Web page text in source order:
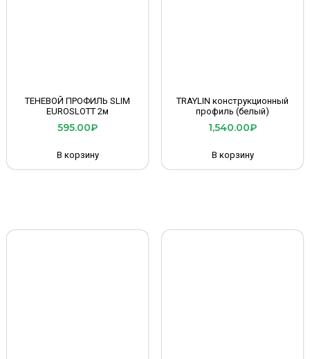
ТЕНЕВОЙ ПРОФИЛЬ SLIM
EUROSLOTT 2м
595.00₽
В корзину
TRAYLIN конструкционный
профиль (белый)
1,540.00₽
В корзину